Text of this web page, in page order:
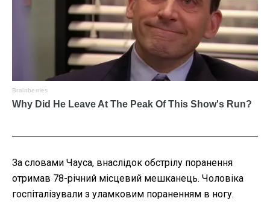
За словами Чауса, внаслідок обстрілу поранення
отримав 78-річний місцевий мешканець. Чоловіка
госпіталізували з уламковим пораненням в ногу.